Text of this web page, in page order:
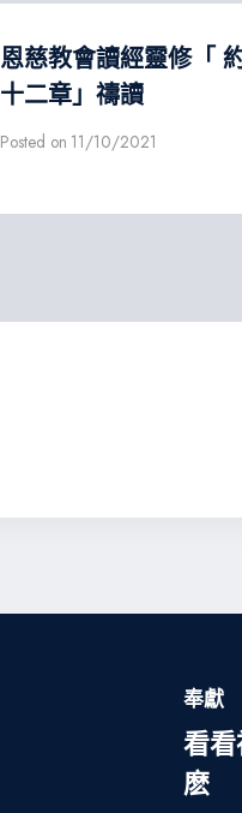
恩慈教會讀經靈修「
十二章」禱讀
Posted on 11/10/2021
奉獻
看
麽